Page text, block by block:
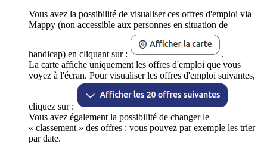
Vous avez la possibilité de visualiser ces offres d'emploi via
Mappy (non accessible aux personnes en situation de
handicap) en cliquant sur :
.
La carte affiche uniquement les offres d'emploi que vous
voyez à l'écran. Pour visualiser les offres d'emploi suivantes,
cliquez sur :
Vous avez également la possibilité de changer le
« classement » des offres : vous pouvez par exemple les trier
par date.